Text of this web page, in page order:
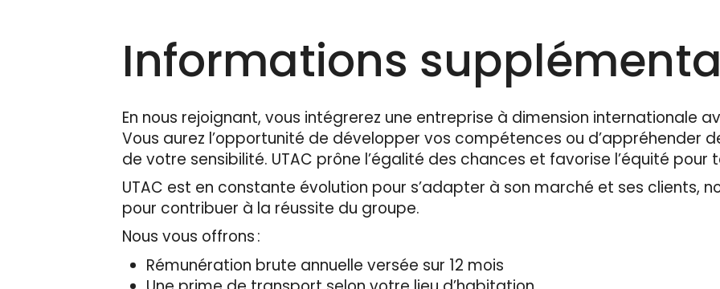
Informations
En nous rejoignant, vous intégrerez une entreprise à dimension internationale
Vous aurez l’opportunité de développer vos compétences ou d’appréhender
de votre sensibilité. UTAC prône l’égalité des chances et favorise l’équité pour
UTAC est en constante évolution pour s’adapter à son marché et ses clients,
pour contribuer à la réussite du groupe.
Nous vous offrons :
Rémunération brute annuelle versée sur 12 mois